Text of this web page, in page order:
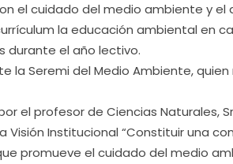
el cuidado del medio ambiente y
la educación ambiental en
durante el año lectivo.
la Seremi del Medio Ambiente,
el profesor de Ciencias Naturales,
Institucional “Constituir una
promueve el cuidado del medio